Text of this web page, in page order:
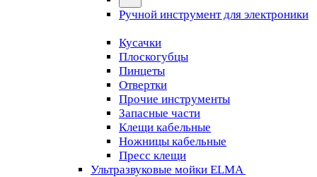
Ручной инструмент для электроники
Кусачки
Плоскогубцы
Пинцеты
Отвертки
Прочие инструменты
Запасные части
Клещи кабельные
Ножницы кабельные
Пресс клещи
Ультразвуковые мойки ELMA